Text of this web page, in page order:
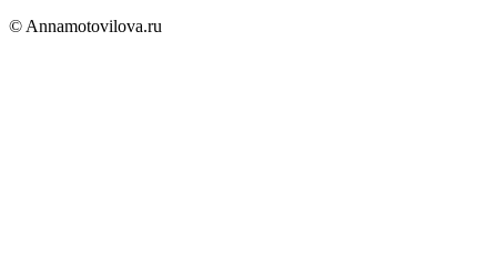
© Annamotovilova.ru